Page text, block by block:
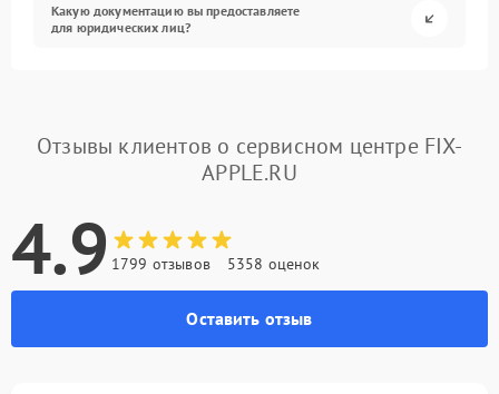
Какую документацию вы предоставляете
для юридических лиц?
Отзывы клиентов о сервисном центре FIX-
APPLE.RU
4.9 1799 отзывов 5358 оценок
Оставить отзыв